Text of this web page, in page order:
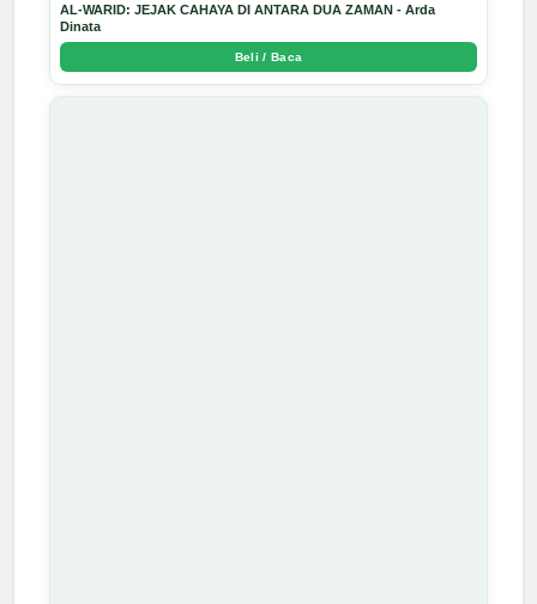
AL-WARID: JEJAK CAHAYA DI ANTARA DUA ZAMAN - Arda
Dinata
Beli / Baca